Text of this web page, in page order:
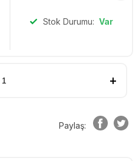
Stok Durumu: Var
Paylaş: